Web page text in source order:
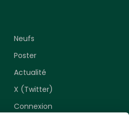
Neufs
Poster
Actualité
X (Twitter)
Connexion